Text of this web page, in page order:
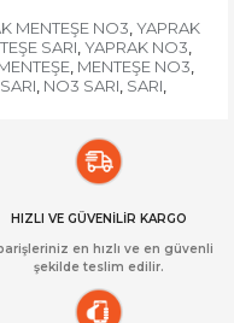
MENTEŞE NO3, YAPRAK
SARI, YAPRAK NO3,
, MENTEŞE NO3,
, NO3 SARI, SARI,
HIZLI VE GÜVENİLİR KARGO
en hızlı ve en güvenli
şekilde teslim edilir.